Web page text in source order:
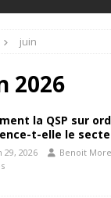
juin
2026
la QSP sur
t-elle le
29, 2026 Benoit